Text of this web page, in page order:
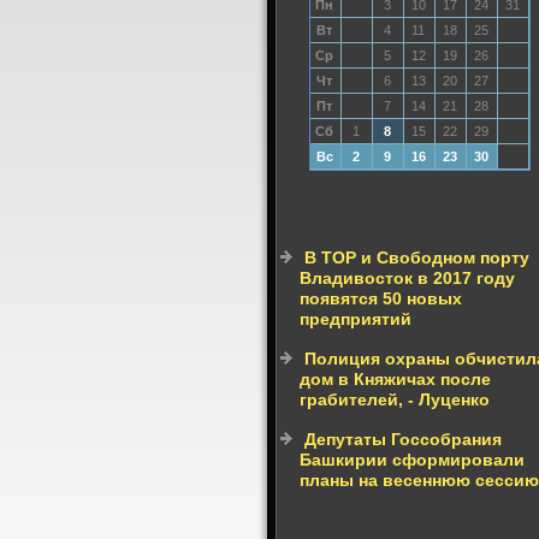
Пн 3 10 17 24
31
Вт
4 11 18
25
Ср
5 12 19
26
Чт
6 13 20
27
Пт
7 14 21
28
Сб
1 8 15 22
29
Вс
2 9 16 23 30
В ТОР и Свободном порту
Владивосток в 2017 году
появятся 50 новых
предприятий
Полиция охраны
дом в Княжичах после
грабителей, - Луценко
Депутаты Госсобрания
Башкирии сформировали
планы на весеннюю сессию